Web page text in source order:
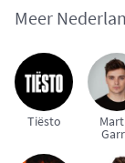
Meer
Tiësto